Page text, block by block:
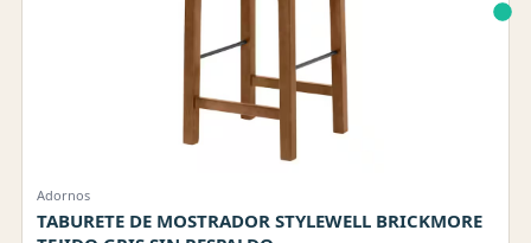
Adornos
TABURETE DE MOSTRADOR STYLEWELL BRICKMORE